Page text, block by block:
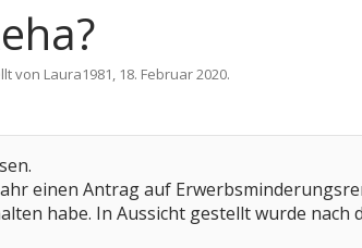
von Laura1981, 18. Februar 2020.
einen Antrag auf
habe. In Aussicht gestellt wurde